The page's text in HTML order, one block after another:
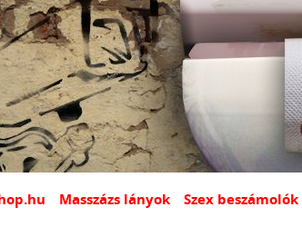
Masszázs lányok Szex beszámolók